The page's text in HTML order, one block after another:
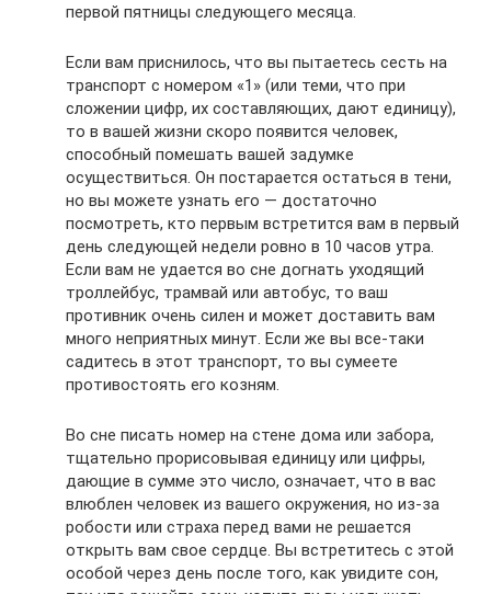
первой пятницы следующего месяца.
Если вам приснилось, что вы пытаетесь сесть на
транспорт с номером «1» (или теми, что при
сложении цифр, их составляющих, дают единицу),
то в вашей жизни скоро появится человек,
способный помешать вашей задумке
осуществиться. Он постарается остаться в тени,
но вы можете узнать его — достаточно
посмотреть, кто первым встретится вам в первый
день следующей недели ровно в 10 часов утра.
Если вам не удается во сне догнать уходящий
троллейбус, трамвай или автобус, то ваш
противник очень силен и может доставить вам
много неприятных минут. Если же вы все-таки
садитесь в этот транспорт, то вы сумеете
противостоять его козням.
Во сне писать номер на стене дома или забора,
тщательно прорисовывая единицу или цифры,
дающие в сумме это число, означает, что в вас
влюблен человек из вашего окружения, но из-за
робости или страха перед вами не решается
открыть вам свое сердце. Вы встретитесь с этой
особой через день после того, как увидите сон,